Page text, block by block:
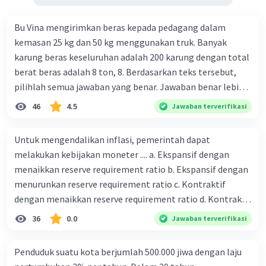
Bu Vina mengirimkan beras kepada pedagang dalam
kemasan 25 kg dan 50 kg menggunakan truk. Banyak
karung beras keseluruhan adalah 200 karung dengan total
berat beras adalah 8 ton, 8. Berdasarkan teks tersebut,
pilihlah semua jawaban yang benar. Jawaban benar lebih
dari satu. Banyak karung beras kemasan 25 kg adalah 50
buah. Banyak karung beras kemasan 50 kg adalah 150
ton. Perbandingan berat beras kemasan 25 kg dan 50 kg
dalam truk adalah 1: 3. 9. Berdasarkan teks tersebut, jika
biaya setiap beras karung kecil adalah Rp7.500 dan karung
besar Rp14.000, berapakah biaya angkut semua beras yang
harus dibayar oleh Bu Vina? A. Rp2.540.000 C. Rp2.312.000 B.
Rp2.475.000 D. Rp2.280.000
46 4.5 Jawaban terverifikasi
Untuk mengendalikan inflasi, pemerintah dapat
melakukan kebijakan moneter .... a. Ekspansif dengan
menaikkan reserve requirement ratio b. Ekspansif dengan
menurunkan reserve requirement ratio c. Kontraktif
dengan menaikkan reserve requirement ratio d. Kontraktif
dengan menurunkan reserve requirement ratio e.
Ekspansif dengan menaikkan tingkat diskonto Bila Bank
ceteris paribus maka .... a. Menimbulkan inflasi di mana
36 0.0 Jawaban terverifikasi
Penduduk suatu kota berjumlah 500.000 jiwa dengan laju